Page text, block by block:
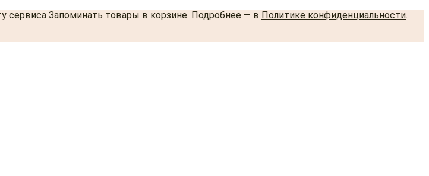
сервиса Запоминать товары в корзине. Подробнее — в Политике конфиденциальности.